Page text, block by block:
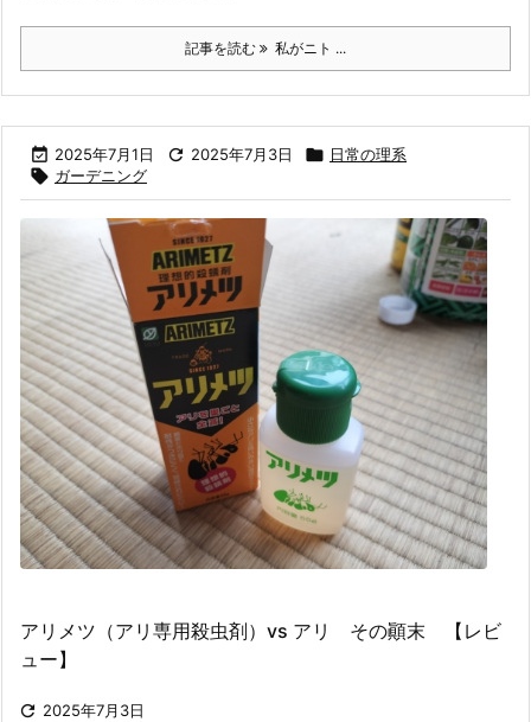
記事を読む 私がニト ...
 2025年7月1日  2025年7月3日  日常の理系
 ガーデニング
アリメツ（アリ専用殺虫剤）vs アリ その顚末 【レビ
ュー】
 2025年7月3日